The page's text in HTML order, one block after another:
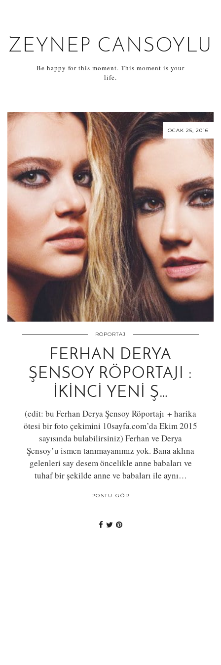
ZEYNEP CANSOYLU
Be happy for this moment. This moment is your
life.
OCAK 25, 2016
RÖPORTAJ
FERHAN DERYA
ŞENSOY RÖPORTAJI :
İKINCI YENI Ş…
(edit: bu Ferhan Derya Şensoy Röportajı + harika
ötesi bir foto çekimini 10sayfa.com’da Ekim 2015
sayısında bulabilirsiniz) Ferhan ve Derya
Şensoy’u ismen tanımayanımız yok. Bana aklına
gelenleri say desem öncelikle anne babaları ve
tuhaf bir şekilde anne ve babaları ile aynı…
POSTU GÖR